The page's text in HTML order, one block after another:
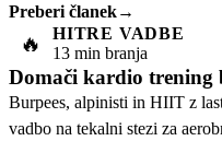
Preberi članek→
🔥
HITRE VADBE
13 min branja
Domači kardio trening
Burpees, alpinisti in HIIT z
vadbo na tekalni stezi za